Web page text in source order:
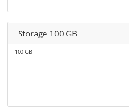
Storage 100 GB
100 GB